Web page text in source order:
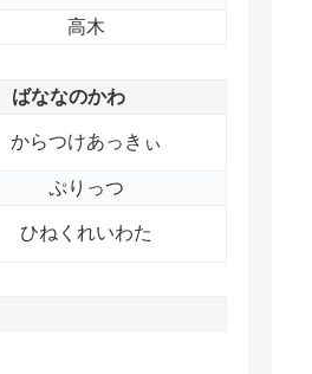
高木
ばななのかわ
からつけあっきぃ
ぷりっつ
ひねくれいわた